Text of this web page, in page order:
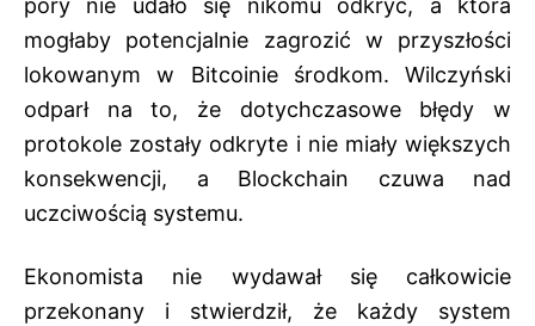
pory nie udało się nikomu odkryć, a która
mogłaby potencjalnie zagrozić w przyszłości
lokowanym w Bitcoinie środkom. Wilczyński
odparł na to, że dotychczasowe błędy w
protokole zostały odkryte i nie miały większych
konsekwencji, a Blockchain czuwa nad
uczciwością systemu.
Ekonomista nie wydawał się całkowicie
przekonany i stwierdził, że każdy system